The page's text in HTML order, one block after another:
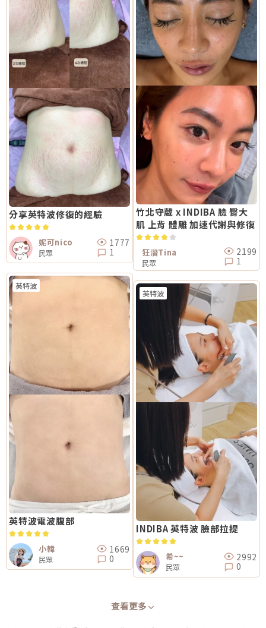
分享英特波修復的經驗
妮可nico
民眾
1777
1
英特波
英特波電波腹部
小韓
民眾
1669
0
竹北守葳 x INDIBA 臉 臀大
肌 上背 體雕 加速代謝與修復
狂潛Tina
民眾
2199
1
英特波
INDIBA 英特波 臉部拉提
希~~
民眾
2992
0
查看更多